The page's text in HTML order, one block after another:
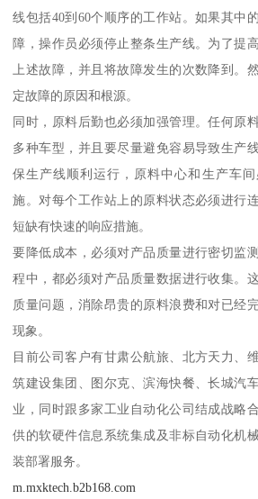
线包括40到60个顺序的工作站。如果其中
障，操作员必须停止整条生产线。为了提
上述故障，并且将故障发生的次数降到。
定故障的原因和根源。
同时，原料后勤也必须加强管理。任何原
多种车型，并且要尽量避免容易导致生产
保生产线顺利运行，原料中心和生产车
施。对每个工作站上的原料状态必须进行
短缺有快速的响应措施。
要降低成本，必须对产品质量进行密切监
程中，都必须对产品质量数据进行收集。
质量问题，消除昂贵的原料浪费和对已经
现象。
目前公司客户有甘肃公航旅、北方天力、
筑建设集团、图尔克、滨海快餐、长城汽
业，同时跟多家工业自动化公司结成战略
供的软硬件信息系统集成及非标自动化机
装部署服务。
m.mxktech.b2b168.com